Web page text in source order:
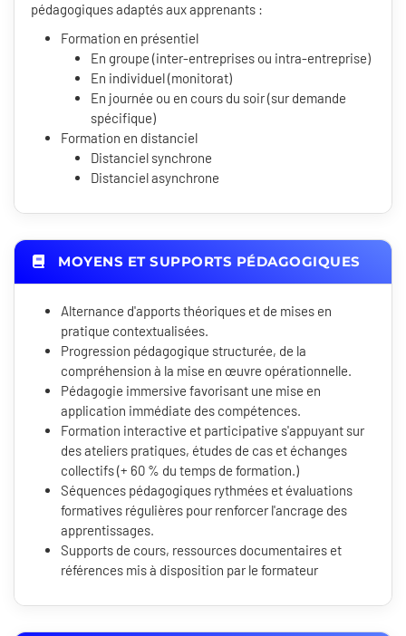
pédagogiques adaptés aux apprenants :
Formation en présentiel
En groupe (inter-entreprises ou intra-entreprise)
En individuel (monitorat)
En journée ou en cours du soir (sur demande
spécifique)
Formation en distanciel
Distanciel synchrone
Distanciel asynchrone
MOYENS ET SUPPORTS PÉDAGOGIQUES
Alternance d'apports théoriques et de mises en
pratique contextualisées.
Progression pédagogique structurée, de la
compréhension à la mise en œuvre opérationnelle.
Pédagogie immersive favorisant une mise en
application immédiate des compétences.
Formation interactive et participative s'appuyant sur
des ateliers pratiques, études de cas et échanges
collectifs (+ 60 % du temps de formation.)
Séquences pédagogiques rythmées et évaluations
formatives régulières pour renforcer l'ancrage des
apprentissages.
Supports de cours, ressources documentaires et
références mis à disposition par le formateur